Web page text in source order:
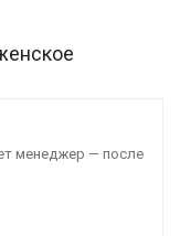
менеджер — после